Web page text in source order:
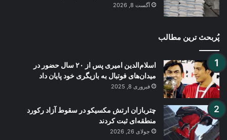
آگست 8, 2026
پُربحث ترین مطالب
اسلام‌الدین امیری پس از ۲۰ سال حضور در
میدان‌های فوتبال به بازیگری خود پایان داد
فبروری 8, 2025
چتربازان ارتش مکسیکو در سقوط آزاد رکورد
منطقه‌ای ثبت کردند
جولای 26, 2026